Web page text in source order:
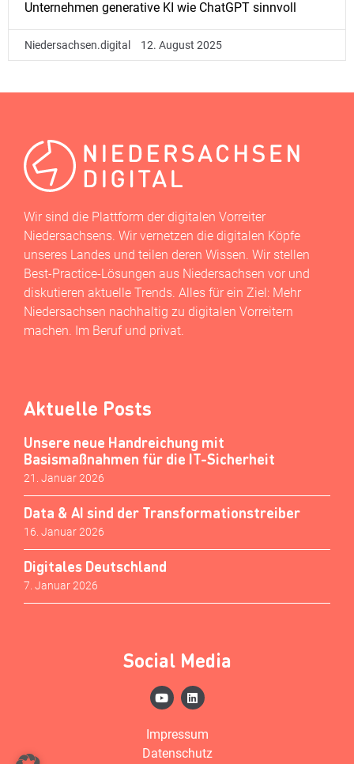
Unternehmen generative KI wie ChatGPT sinnvoll
Niedersachsen.digital 12. August 2025
Wir sind die Plattform der digitalen Vorreiter
Niedersachsens. Wir vernetzen die digitalen Köpfe
unseres Landes und teilen deren Wissen. Wir stellen
Best-Practice-Lösungen aus Niedersachsen vor und
diskutieren aktuelle Trends. Alles für ein Ziel: Mehr
Niedersachsen nachhaltig zu digitalen Vorreitern
machen. Im Beruf und privat.
Aktuelle Posts
Unsere neue Handreichung mit
Basismaßnahmen für die IT-Sicherheit
21. Januar 2026
Data & AI sind der Transformationstreiber
16. Januar 2026
Digitales Deutschland
7. Januar 2026
Social Media
Impressum
Datenschutz